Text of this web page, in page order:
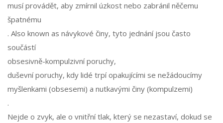
musí provádět, aby zmírnil úzkost nebo zabránil něčemu
špatnému
. Also known as návykové činy, tyto jednání jsou často
součástí
obsesivně-kompulzivní poruchy,
duševní poruchy, kdy lidé trpí opakujícími se nežádoucímy
myšlenkami (obsesemi) a nutkavými činy (kompulzemi)
.
Nejde o zvyk, ale o vnitřní tlak, který se nezastaví, dokud se